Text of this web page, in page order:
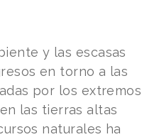
y las escasas
en torno a las
por los extremos
las tierras altas
naturales ha